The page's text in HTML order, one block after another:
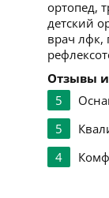
ортопед,
детский
врач лфк,
Отзывы
5
5
4